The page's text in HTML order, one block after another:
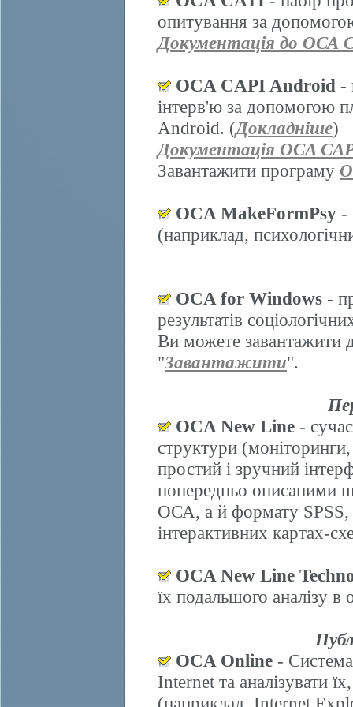
опитування за
Документація до ОСА
OCA CAPI Android -
інтерв'ю за допомогою
Android. (Докладніше)
Документація OCA
Завантажити програму
OCA MakeFormPsy -
(наприклад,
OCA for Windows -
результатів
Ви можете завантажити
"Завантажити".
OCA New Line -
структури
простий і зручний
попередньо описаними
ОСА, а й формату SPSS,
інтерактивних картах-
OCA New Line
їх подальшого аналізу
OCA Online -
Internet та аналізувати